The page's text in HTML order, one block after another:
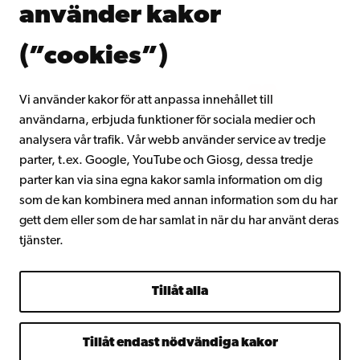
använder kakor
(”cookies”)
Vi använder kakor för att anpassa innehållet till
användarna, erbjuda funktioner för sociala medier och
analysera vår trafik. Vår webb använder service av tredje
parter, t.ex. Google, YouTube och Giosg, dessa tredje
parter kan via sina egna kakor samla information om dig
som de kan kombinera med annan information som du har
gett dem eller som de har samlat in när du har använt deras
tjänster.
Tillåt alla
Tillåt endast nödvändiga kakor
Gå med i Åbo Akademis alumnnätverk
Intranätet
Facebook InstagramYouTube LinkedIn Blog Snapchat